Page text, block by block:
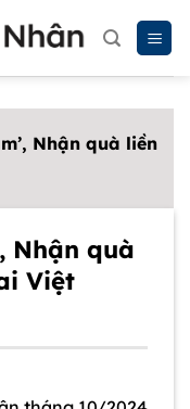
Nhận quà liền
Nhận quà
Việt